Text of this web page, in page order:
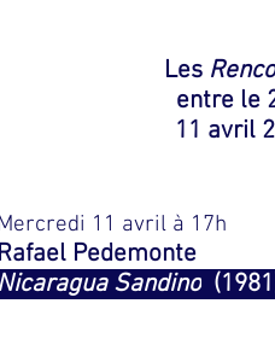
Les
entre le
11 avril
11 avril à 17h
Rafael Pedemonte
Nicaragua Sandino